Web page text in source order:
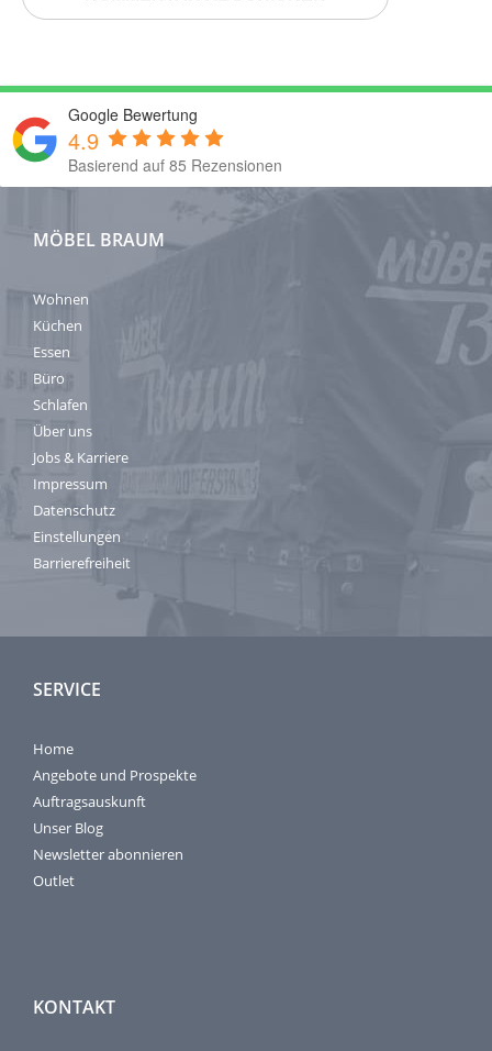
Google Bewertung
4.9
Basierend auf 85 Rezensionen
MÖBEL BRAUM
Wohnen
Küchen
Essen
Büro
Schlafen
Über uns
Jobs & Karriere
Impressum
Datenschutz
Einstellungen
Barrierefreiheit
SERVICE
Home
Angebote und Prospekte
Auftragsauskunft
Unser Blog
Newsletter abonnieren
Outlet
KONTAKT